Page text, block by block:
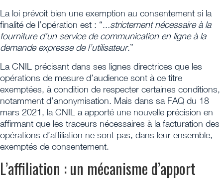
La loi prévoit bien une exemption au consentement si la
finalité de l’opération est : “...strictement nécessaire à la
fourniture d’un service de communication en ligne à la
demande expresse de l’utilisateur.”
La CNIL précisant dans ses lignes directrices que les
opérations de mesure d’audience sont à ce titre
exemptées, à condition de respecter certaines conditions,
notamment d’anonymisation. Mais dans sa FAQ du 18
mars 2021, la CNIL a apporté une nouvelle précision en
affirmant que les traceurs nécessaires à la facturation des
opérations d’affiliation ne sont pas, dans leur ensemble,
exemptés de consentement.
L’affiliation : un mécanisme d’apport